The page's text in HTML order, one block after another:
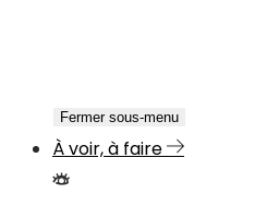
Fermer sous-menu
À voir, à faire